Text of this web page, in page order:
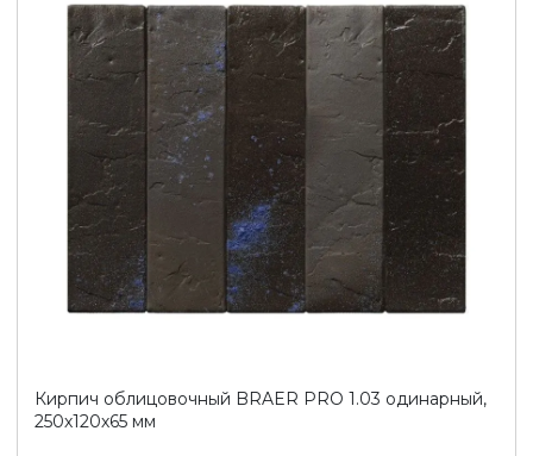
Кирпич облицовочный BRAER PRO 1.03 одинарный,
250х120х65 мм